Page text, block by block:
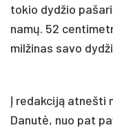
tokio dydžio
namų. 52
milžinas savo
Į redakciją atnešti
Danutė, nuo pat